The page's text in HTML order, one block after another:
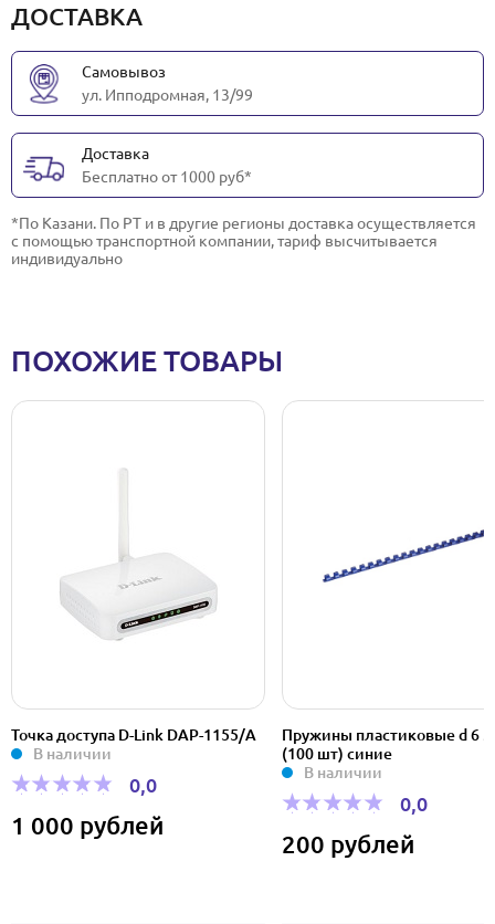
ДОСТАВКА
Самовывоз
ул. Ипподромная, 13/99
Доставка
Бесплатно от 1000 руб*
*По Казани. По РТ и в другие регионы доставка осуществляется
с помощью транспортной компании, тариф высчитывается
индивидуально
ПОХОЖИЕ ТОВАРЫ
Точка доступа D-Link DAP-1155/А
В наличии
0,0
1 000 рублей
Пружины пластиковые d 6
(100 шт) синие
В наличии
0,0
200 рублей